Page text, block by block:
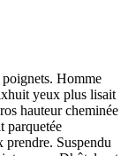
Homme
yeux plus lisait
hauteur cheminée
parquetée
prendre. Suspendu